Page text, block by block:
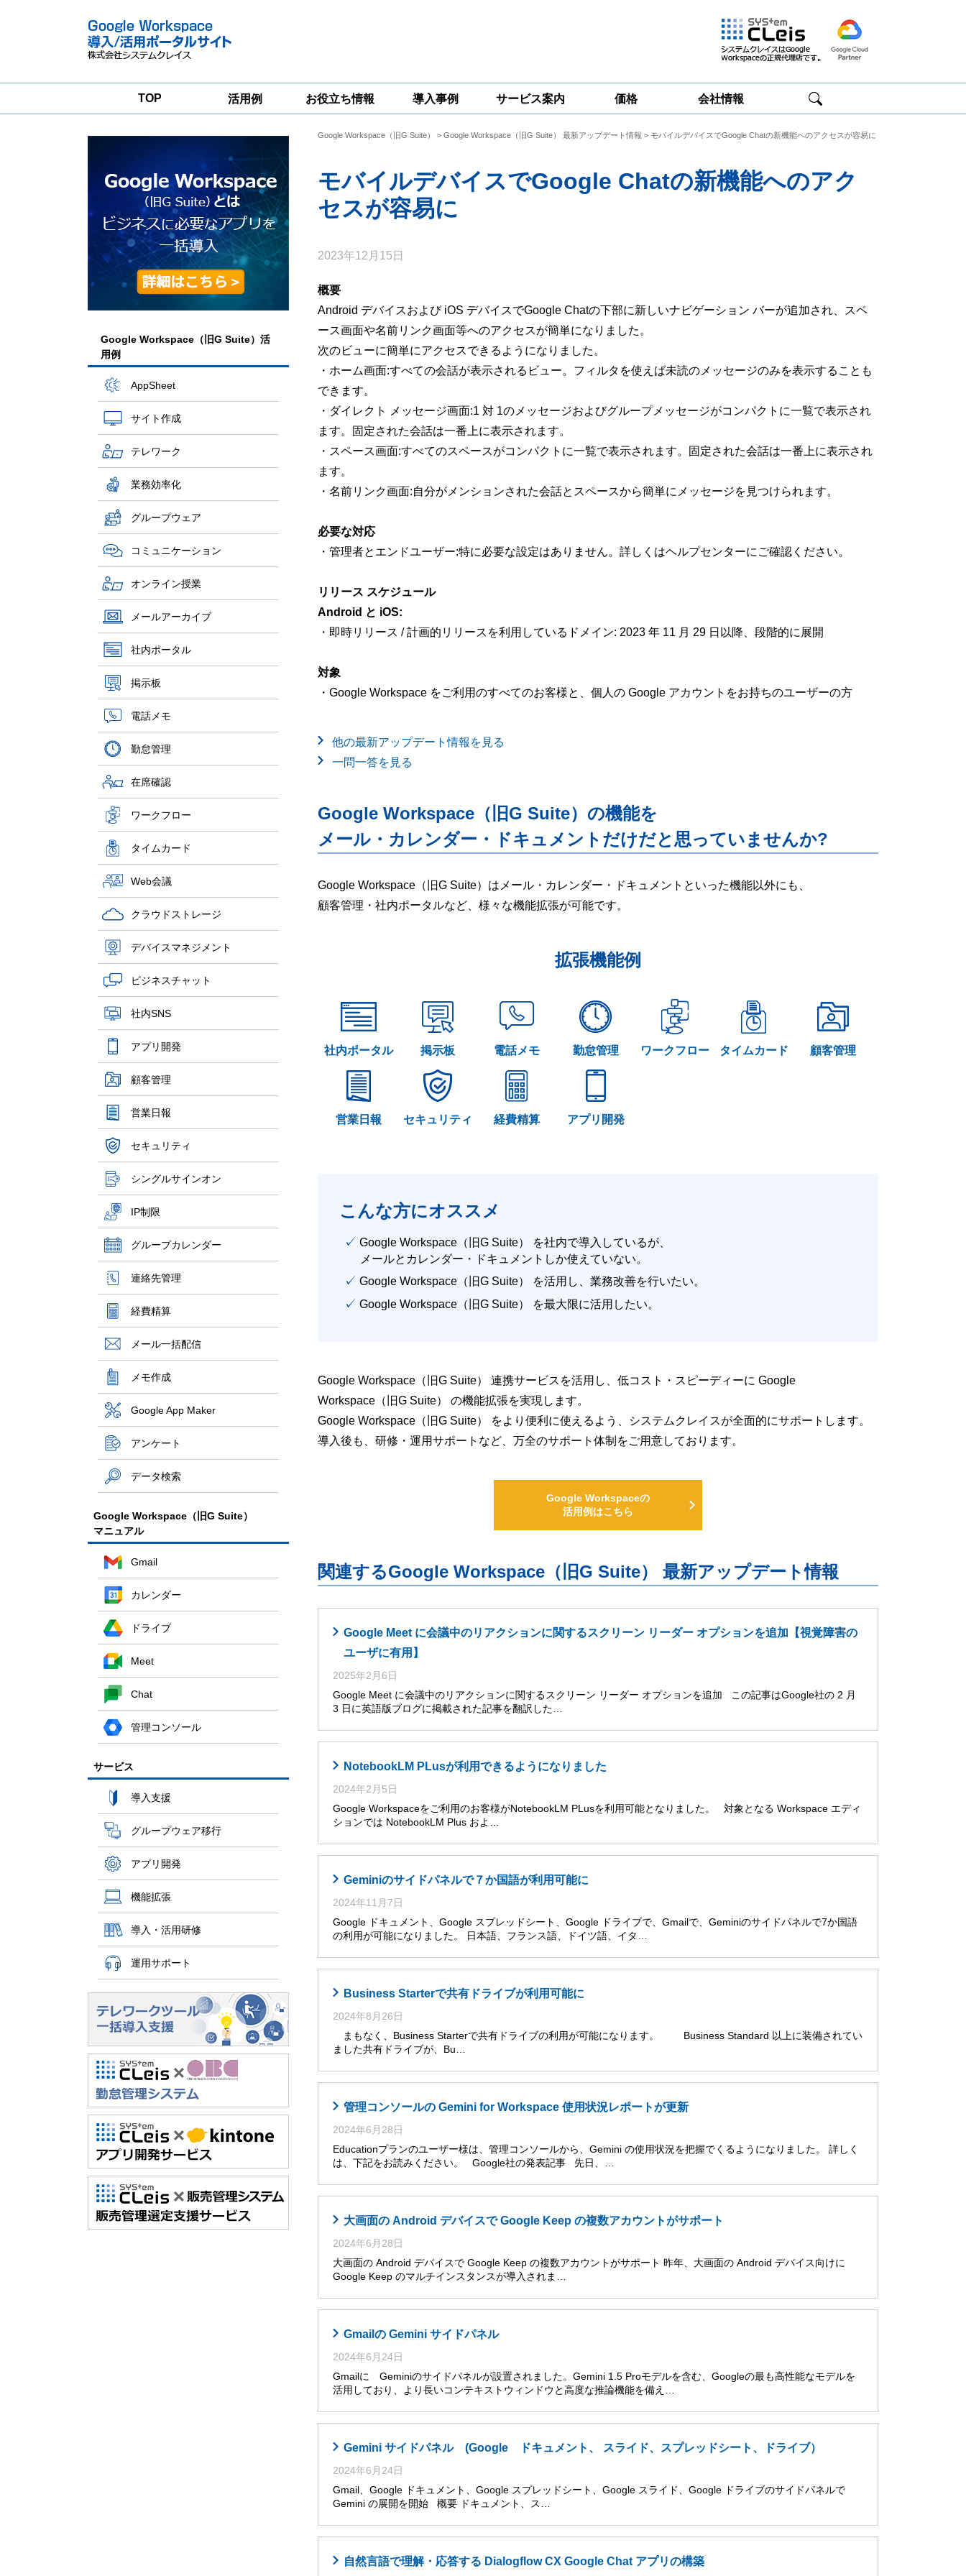
TOP 活用例 お役立ち情報
一問一答 コラム
導入事例 サービス案内
支援サービス
グループウェア
移行支援
Google
対策サービス
Google
Google
Google
Google
価格 会社情報
Google Workspace（旧G Suite）活
用例
AppSheet
サイト作成
テレワーク
業務効率化
グループウェア
コミュニケーション
オンライン授業
メールアーカイブ
社内ポータル
掲示板
電話メモ
勤怠管理
在席確認
ワークフロー
タイムカード
Web会議
クラウドストレージ
デバイスマネジメント
ビジネスチャット
社内SNS
アプリ開発
顧客管理
営業日報
セキュリティ
シングルサインオン
IP制限
グループカレンダー
連絡先管理
経費精算
メール一括配信
メモ作成
Google App Maker
アンケート
データ検索
Google Workspace（旧G Suite）
マニュアル
Gmail
カレンダー
ドライブ
Meet
Chat
管理コンソール
サービス
導入支援
グループウェア移行
アプリ開発
機能拡張
導入・活用研修
運用サポート
Google Workspace（旧G Suite） > Google Workspace（旧G Suite） 最新アップデート情報 > モバイルデバイスでGoogle Chatの新機能へのアクセスが容易に
モバイルデバイスでGoogle Chatの新機能へのアク
セスが容易に
2023年12月15日
概要
Android デバイスおよび iOS デバイスでGoogle Chatの下部に新しいナビゲーション バーが追加され、スペ
ース画面や名前リンク画面等へのアクセスが簡単になりました。
次のビューに簡単にアクセスできるようになりました。
・ホーム画面:すべての会話が表示されるビュー。フィルタを使えば未読のメッセージのみを表示することも
できます。
・ダイレクト メッセージ画面:1 対 1のメッセージおよびグループメッセージがコンパクトに一覧で表示され
ます。固定された会話は一番上に表示されます。
・スペース画面:すべてのスペースがコンパクトに一覧で表示されます。固定された会話は一番上に表示され
ます。
・名前リンク画面:自分がメンションされた会話とスペースから簡単にメッセージを見つけられます。
必要な対応
・管理者とエンドユーザー:特に必要な設定はありません。詳しくはヘルプセンターにご確認ください。
リリース スケジュール
Android と iOS:
・即時リリース / 計画的リリースを利用しているドメイン: 2023 年 11 月 29 日以降、段階的に展開
対象
・Google Workspace をご利用のすべてのお客様と、個人の Google アカウントをお持ちのユーザーの方
他の最新アップデート情報を見る
一問一答を見る
Google Workspace（旧G Suite）の機能を
メール・カレンダー・ドキュメントだけだと思っていませんか?
Google Workspace（旧G Suite）はメール・カレンダー・ドキュメントといった機能以外にも、
顧客管理・社内ポータルなど、様々な機能拡張が可能です。
拡張機能例
社内ポータル 掲示板 電話メモ 勤怠管理 ワークフロー タイムカード 顧客管理
営業日報 セキュリティ 経費精算 アプリ開発
こんな方にオススメ
✓ Google Workspace（旧G Suite） を社内で導入しているが、
メールとカレンダー・ドキュメントしか使えていない。
✓ Google Workspace（旧G Suite） を活用し、業務改善を行いたい。
✓ Google Workspace（旧G Suite） を最大限に活用したい。
Google Workspace（旧G Suite） 連携サービスを活用し、低コスト・スピーディーに Google
Workspace（旧G Suite） の機能拡張を実現します。
Google Workspace（旧G Suite） をより便利に使えるよう、システムクレイスが全面的にサポートします。
導入後も、研修・運用サポートなど、万全のサポート体制をご用意しております。
Google Workspaceの
活用例はこちら
関連するGoogle Workspace（旧G Suite） 最新アップデート情報
Google Meet に会議中のリアクションに関するスクリーン リーダー オプションを追加【視覚障害の
ユーザに有用】
2025年2月6日
Google Meet に会議中のリアクションに関するスクリーン リーダー オプションを追加 この記事はGoogle社の 2 月
3 日に英語版ブログに掲載された記事を翻訳した…
NotebookLM PLusが利用できるようになりました
2024年2月5日
Google Workspaceをご利用のお客様がNotebookLM PLusを利用可能となりました。 対象となる Workspace エディ
ションでは NotebookLM Plus およ…
Geminiのサイドパネルで７か国語が利用可能に
2024年11月7日
Google ドキュメント、Google スプレッドシート、Google ドライブで、Gmailで、Geminiのサイドパネルで7か国語
の利用が可能になりました。 日本語、フランス語、ドイツ語、イタ…
Business Starterで共有ドライブが利用可能に
2024年8月26日
まもなく、Business Starterで共有ドライブの利用が可能になります。 Business Standard 以上に装備されてい
ました共有ドライブが、Bu…
管理コンソールの Gemini for Workspace 使用状況レポートが更新
2024年6月28日
Educationプランのユーザー様は、管理コンソールから、Gemini の使用状況を把握でくるようになりました。 詳しく
は、下記をお読みください。 Google社の発表記事 先日、…
大画面の Android デバイスで Google Keep の複数アカウントがサポート
2024年6月28日
大画面の Android デバイスで Google Keep の複数アカウントがサポート 昨年、大画面の Android デバイス向けに
Google Keep のマルチインスタンスが導入されま…
Gmailの Gemini サイドパネル
2024年6月24日
Gmailに Geminiのサイドパネルが設置されました。Gemini 1.5 Proモデルを含む、Googleの最も高性能なモデルを
活用しており、より長いコンテキストウィンドウと高度な推論機能を備え…
Gemini サイドパネル (Google ドキュメント、 スライド、スプレッドシート、ドライブ）
2024年6月24日
Gmail、Google ドキュメント、Google スプレッドシート、Google スライド、Google ドライブのサイドパネルで
Gemini の展開を開始 概要 ドキュメント、ス…
自然言語で理解・応答する Dialogflow CX Google Chat アプリの構築